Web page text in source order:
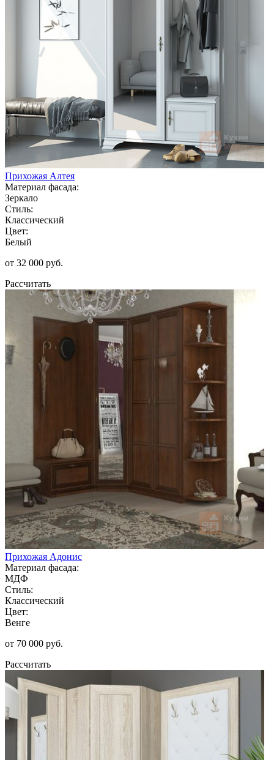
Прихожая Алтея
Материал фасада:
Зеркало
Стиль:
Классический
Цвет:
Белый
от 32 000 руб.
Рассчитать
Прихожая Адонис
Материал фасада:
МДФ
Стиль:
Классический
Цвет:
Венге
от 70 000 руб.
Рассчитать